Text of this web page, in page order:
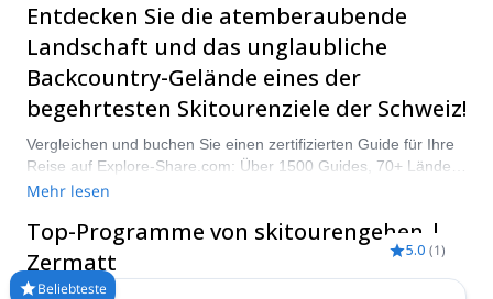
Entdecken Sie die atemberaubende
Landschaft und das unglaubliche
Backcountry-Gelände eines der
begehrtesten Skitourenziele der Schweiz!
Vergleichen und buchen Sie einen zertifizierten Guide für Ihre
Reise auf Explore-Share.com: Über 1500 Guides, 70+ Länder
und mehr als 8000 verschiedene Programme zur Auswahl.
Zermatt. Die Berge rufen!
Mehr lesen
Top-Programme von skitourengehen |
Zermatt
Beliebteste
5.0 (1)